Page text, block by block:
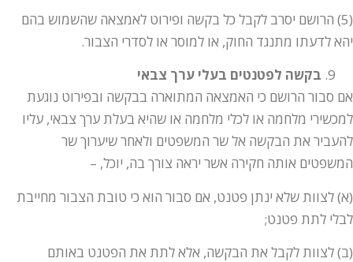
(5) הרושם יסרב לקבל כל בקשה ופירוט לאמצאה שהשמוש בהם
יהא לדעתו מתנגד החוק, או למוסר או לסדרי הצבור.
בקשה לפטנטים בעלי ערך צבאי
אם סבור הרושם כי האמצאה המתוארה בבקשה ובפירוט נוגעת
למכשירי מלחמה או לכלי מלחמה או שהיא בעלת ערך צבאי, עליו
להעביר את הבקשה אל שר המשפטים ולאחר שיערוך שר
המשפטים אותה חקירה אשר יראה צורך בה, יוכל, –
(א) לצוות שלא ינתן פטנט, אם סבור הוא כי טובת הצבור מחייבת
לבלי לתת פטנט;
(ב) לצוות לקבל את הבקשה, אלא לתת את הפטנט באותם